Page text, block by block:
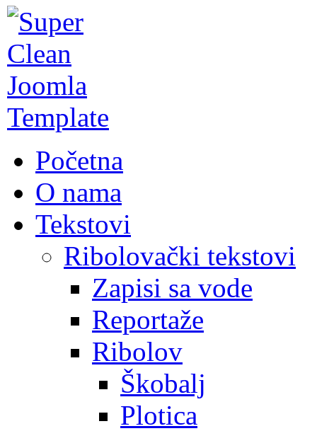
Početna
O nama
Tekstovi
Ribolovački tekstovi
Zapisi sa vode
Reportaže
Ribolov
Škobalj
Plotica